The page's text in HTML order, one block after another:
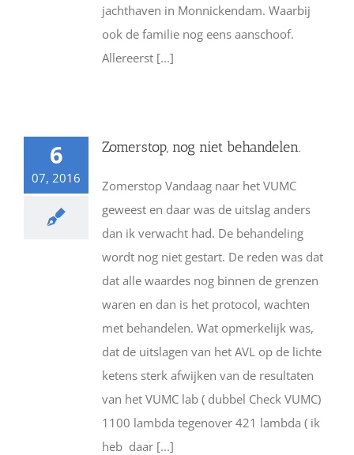
jachthaven in Monnickendam. Waarbij
ook de familie nog eens aanschoof.
Allereerst [...]
6
07, 2016
Zomerstop, nog niet behandelen.
Zomerstop Vandaag naar het VUMC
geweest en daar was de uitslag anders
dan ik verwacht had. De behandeling
wordt nog niet gestart. De reden was dat
dat alle waardes nog binnen de grenzen
waren en dan is het protocol, wachten
met behandelen. Wat opmerkelijk was,
dat de uitslagen van het AVL op de lichte
ketens sterk afwijken van de resultaten
van het VUMC lab ( dubbel Check VUMC)
1100 lambda tegenover 421 lambda ( ik
heb daar [...]